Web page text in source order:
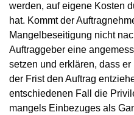
werden, auf eigene Kosten
hat. Kommt der
Mangelbeseitigung nicht
Auftraggeber eine
setzen und erklären, dass
der Frist den Auftrag
entschiedenen Fall die
mangels Einbezuges als